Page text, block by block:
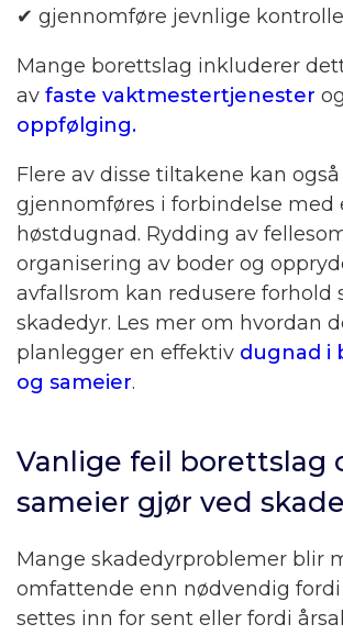
✔ gjennomføre jevnlige
Mange borettslag inkluderer
av faste vaktmestertjenester og
oppfølging.
Flere av disse tiltakene kan også
gjennomføres i forbindelse med
høstdugnad. Rydding av
organisering av boder og
avfallsrom kan redusere forhold
skadedyr. Les mer om hvordan
planlegger en effektiv dugnad i
og sameier.
Vanlige feil borettslag
sameier gjør ved
Mange skadedyrproblemer blir
omfattende enn nødvendig
settes inn for sent eller fordi